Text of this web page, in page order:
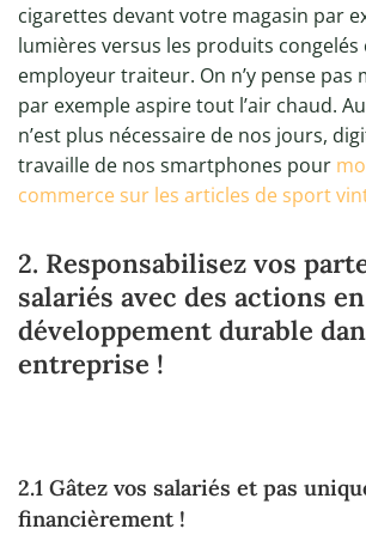
cigarettes devant votre magasin par
lumières versus les produits congelés
employeur traiteur. On n’y pense pas
par exemple aspire tout l’air chaud.
n’est plus nécessaire de nos jours,
travaille de nos smartphones pour
commerce sur les articles de sport
2. Responsabilisez vos
salariés avec des actions
développement durable
entreprise !
2.1 Gâtez vos salariés et pas
financièrement !